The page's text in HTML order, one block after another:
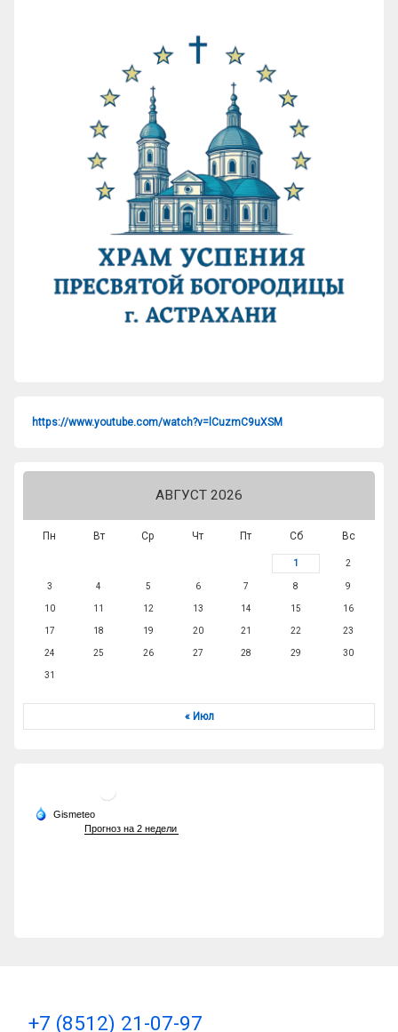
https://www.youtube.com/watch?v=lCuzmC9uXSM
АВГУСТ 2026
Пн Вт Ср Чт Пт Сб Вс
1 2
3 4 5 6 7 8 9
10 11 12 13 14 15 16
17 18 19 20 21 22 23
24 25 26 27 28 29 30
31
« Июл
Тел:
+7 (8512) 21-07-97